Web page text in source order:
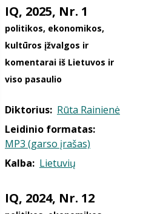
IQ, 2025, Nr. 1
politikos, ekonomikos,
kultūros įžvalgos ir
komentarai iš Lietuvos ir
viso pasaulio
Diktorius: Rūta Rainienė
Leidinio formatas:
MP3 (garso įrašas)
Kalba: Lietuvių
IQ, 2024, Nr. 12